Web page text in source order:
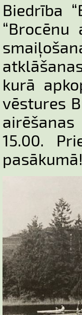
Biedrība
kurā
vēstures
15.00.
pasākumā!